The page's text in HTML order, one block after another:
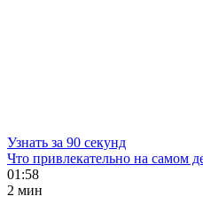
Узнать за 90 секунд
Что привлекательно на самом
01:58
2 мин